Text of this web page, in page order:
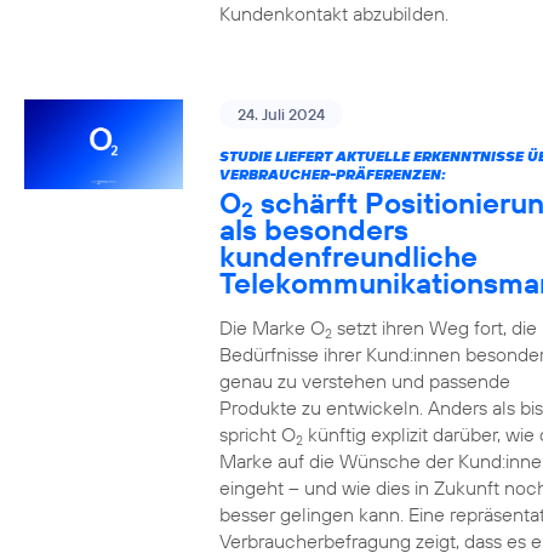
Kundenkontakt abzubilden.
24. Juli 2024
STUDIE LIEFERT AKTUELLE ERKENNTNISSE
VERBRAUCHER-PRÄFERENZEN:
O2 schärft
als besonders
kundenfreundliche
Die Marke O2setzt ihren Weg fort, die
Bedürfnisse ihrer Kund:innen
genau zu verstehen und passende
Produkte zu entwickeln. Anders als
spricht O2künftig explizit darüber, wie
Marke auf die Wünsche der
eingeht – und wie dies in Zukunft
besser gelingen kann. Eine
Verbraucherbefragung zeigt, dass es